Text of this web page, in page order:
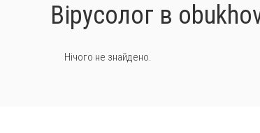
Вірусолог в
Нічого не знайдено.